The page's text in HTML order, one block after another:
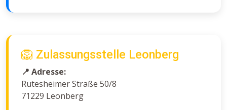
🦁 Zulassungsstelle Leonberg
📍 Adresse:
Rutesheimer Straße 50/8
71229 Leonberg